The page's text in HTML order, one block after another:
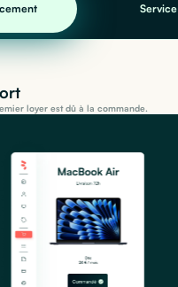
Service
loyer est dû à la commande.